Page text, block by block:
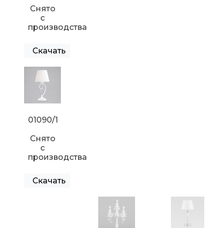
Снято
с
производства
Скачать
01090/1
Снято
с
производства
Скачать